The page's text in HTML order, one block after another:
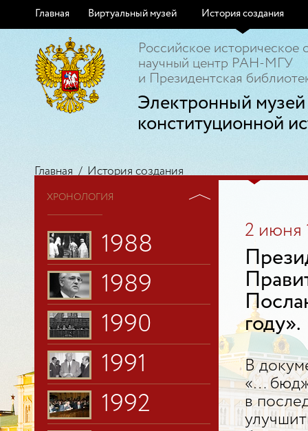
Главная Виртуальный музей История создания
Российское историческое
научный центр РАН-МГУ
и Президентская
Электронный музей
конституционной
Главная / История создания
ХРОНОЛОГИЯ
1988
1989
1990
1991
1992
2 июня
году».
В
«…
в